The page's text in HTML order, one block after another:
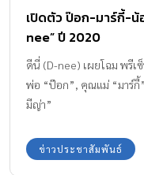
เปิดตัว ป๊อก-มาร์กี้-น้
nee” ปี 2020
ดีนี่ (D-nee) เผยโฉม พรีเ
พ่อ “ป๊อก”, คุณแม่ “มาร์กี้
มีญ่า”
ข่าวประชาสัมพันธ์